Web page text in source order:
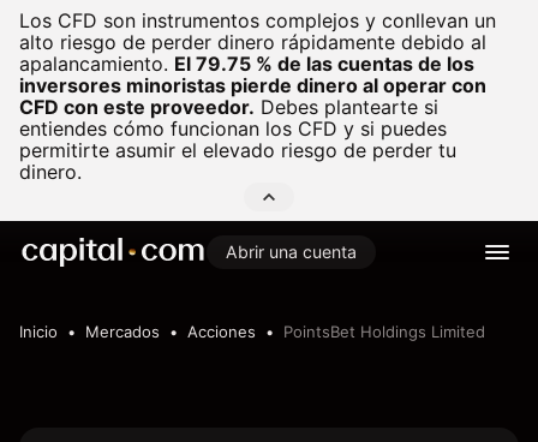
Los CFD son instrumentos complejos y conllevan un
alto riesgo de perder dinero rápidamente debido al
apalancamiento. El 79.75 % de las cuentas de los
inversores minoristas pierde dinero al operar con
CFD con este proveedor. Debes plantearte si
entiendes cómo funcionan los CFD y si puedes
permitirte asumir el elevado riesgo de perder tu
dinero.
Abrir una cuenta
Inicio Mercados Acciones PointsBet Holdings Limited